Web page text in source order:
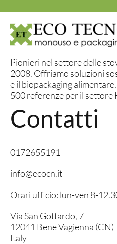
Pionieri nel settore delle
2008. Offriamo soluzioni
e il biopackaging
500 referenze per il settore
Contatti
0172655191
info@ecocn.it
Orari ufficio: lun-ven 8-
Via San Gottardo, 7
12041 Bene Vagienna (CN)
Italy